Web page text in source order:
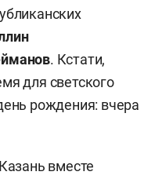
. Кстати,
для светского
рождения: вчера
вместе